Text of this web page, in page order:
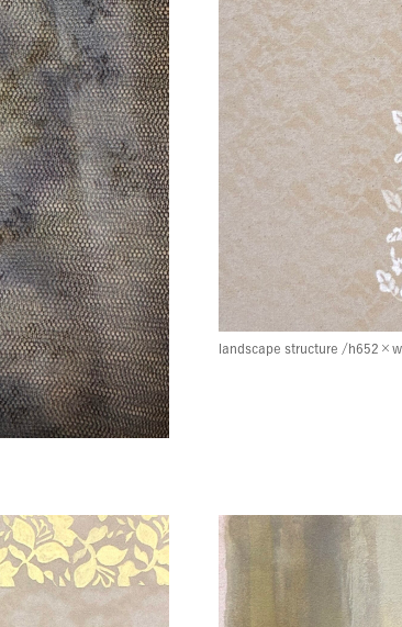
landscape structure /